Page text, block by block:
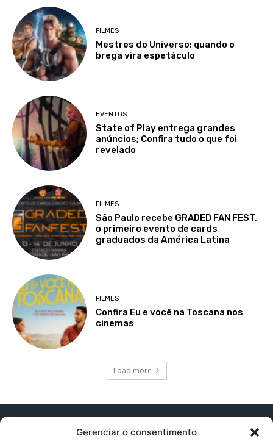
Gerenciar o consentimento
FILMES
Mestres do Universo: quando o
brega vira espetáculo
EVENTOS
State of Play entrega grandes
anúncios; Confira tudo o que foi
revelado
FILMES
São Paulo recebe GRADED FAN FEST,
o primeiro evento de cards
graduados da América Latina
FILMES
Confira Eu e você na Toscana nos
cinemas
Load more